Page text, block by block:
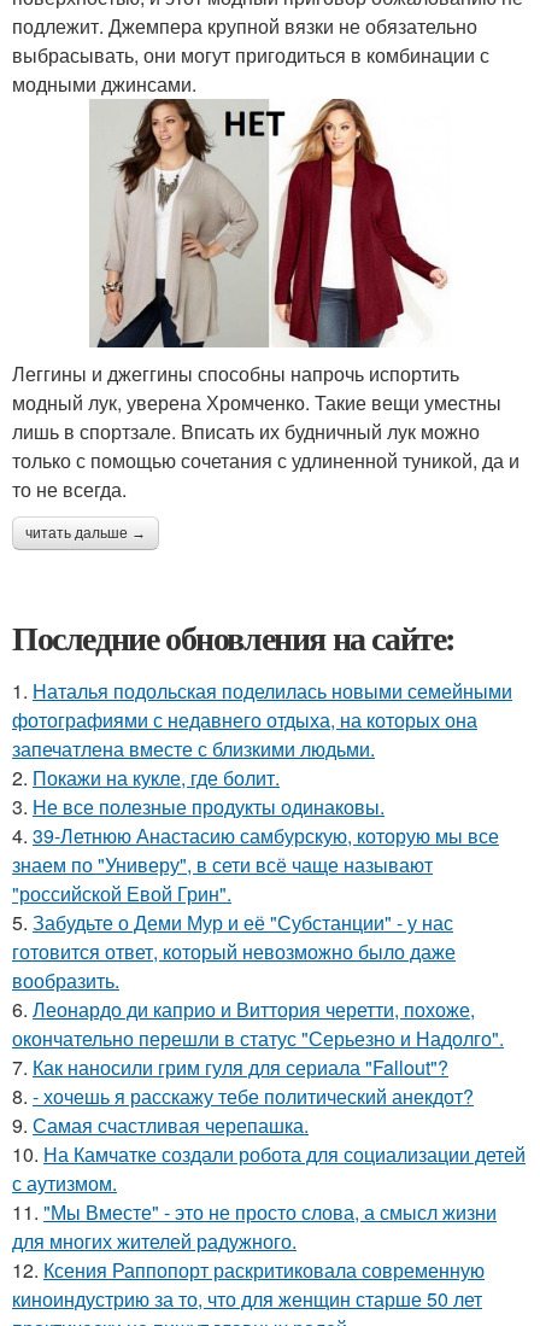
подлежит. Джемпера крупной вязки не обязательно
выбрасывать, они могут пригодиться в комбинации с
модными джинсами.
Леггины и джеггины способны напрочь испортить
модный лук, уверена Хромченко. Такие вещи уместны
лишь в спортзале. Вписать их будничный лук можно
только с помощью сочетания с удлиненной туникой, да и
то не всегда.
читать дальше →
Последние обновления на сайте:
1. Наталья подольская поделилась новыми семейными
фотографиями с недавнего отдыха, на которых она
запечатлена вместе с близкими людьми.
2. Покажи на кукле, где болит.
3. Не все полезные продукты одинаковы.
4. 39-Летнюю Анастасию самбурскую, которую мы все
знаем по "Универу", в сети всё чаще называют
"российской Евой Грин".
5. Забудьте о Деми Мур и её "Субстанции" - у нас
готовится ответ, который невозможно было даже
вообразить.
6. Леонардо ди каприо и Виттория черетти, похоже,
окончательно перешли в статус "Серьезно и Надолго".
7. Как наносили грим гуля для сериала "Fallout"?
8. - хочешь я расскажу тебе политический анекдот?
9. Самая счастливая черепашка.
10. На Камчатке создали робота для социализации детей
с аутизмом.
11. "Мы Вместе" - это не просто слова, а смысл жизни
для многих жителей радужного.
12. Ксения Раппопорт раскритиковала современную
киноиндустрию за то, что для женщин старше 50 лет